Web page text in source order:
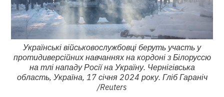
Українські військовослужбовці беруть участь у
протидиверсійних навчаннях на кордоні з Білоруссю
на тлі нападу Росії на Україну. Чернігівська
область, Україна, 17 січня 2024 року. Гліб Гараніч
/Reuters